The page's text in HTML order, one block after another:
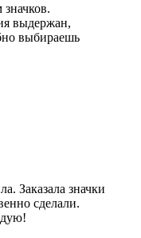
выдержан,
выбираешь
Заказала значки
сделали.